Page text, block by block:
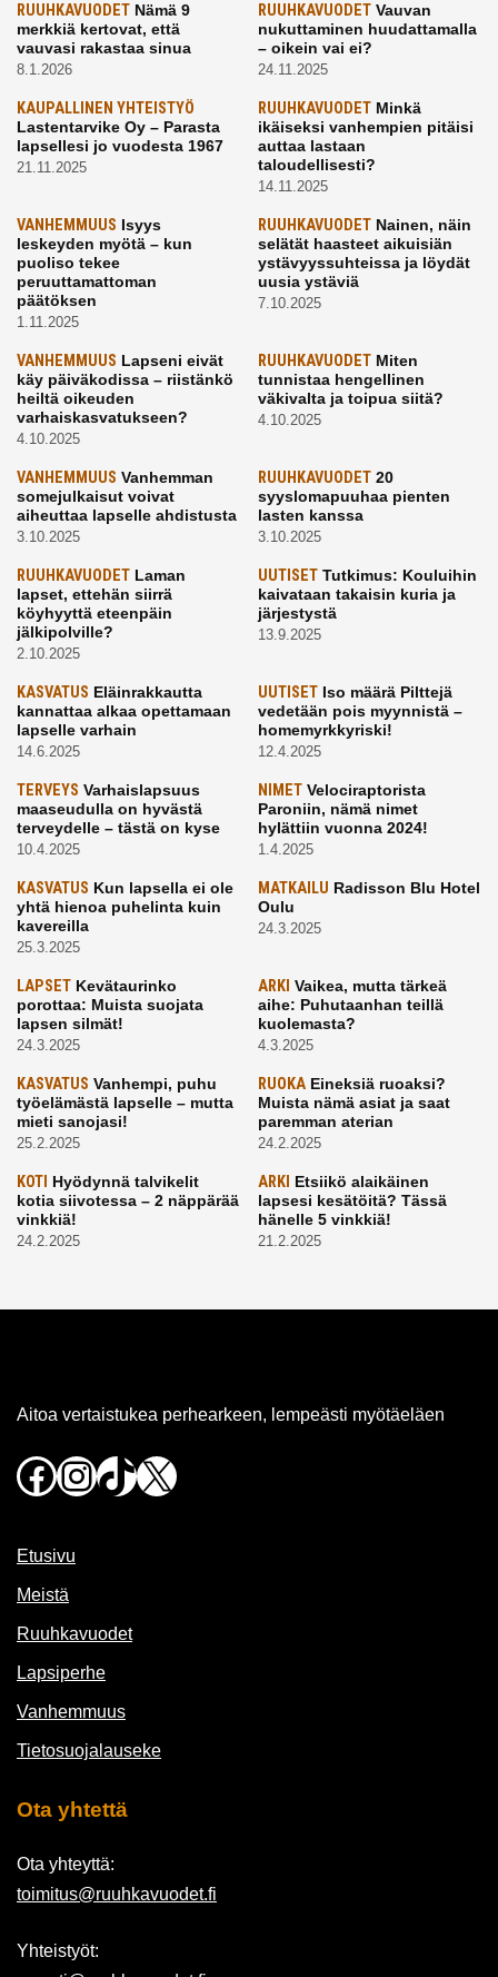
RUUHKAVUODET Nämä 9
merkkiä kertovat, että
vauvasi rakastaa sinua
8.1.2026
RUUHKAVUODETVauvan
nukuttaminen huudattamalla
– oikein vai ei?
24.11.2025
KAUPALLINEN YHTEISTYÖ
Lastentarvike Oy – Parasta
lapsellesi jo vuodesta 1967
21.11.2025
RUUHKAVUODETMinkä
ikäiseksi vanhempien pitäisi
auttaa lastaan
taloudellisesti?
14.11.2025
VANHEMMUUS Isyys
leskeyden myötä – kun
puoliso tekee
peruuttamattoman
päätöksen
1.11.2025
RUUHKAVUODETNainen, näin
selätät haasteet aikuisiän
ystävyyssuhteissa ja löydät
uusia ystäviä
7.10.2025
VANHEMMUUS Lapseni eivät
käy päiväkodissa – riistänkö
heiltä oikeuden
varhaiskasvatukseen?
4.10.2025
RUUHKAVUODETMiten
tunnistaa hengellinen
väkivalta ja toipua siitä?
4.10.2025
VANHEMMUUS Vanhemman
somejulkaisut voivat
aiheuttaa lapselle ahdistusta
3.10.2025
RUUHKAVUODET20
syyslomapuuhaa pienten
lasten kanssa
3.10.2025
RUUHKAVUODET Laman
lapset, ettehän siirrä
köyhyyttä eteenpäin
jälkipolville?
2.10.2025
UUTISETTutkimus: Kouluihin
kaivataan takaisin kuria ja
järjestystä
13.9.2025
KASVATUS Eläinrakkautta
kannattaa alkaa opettamaan
lapselle varhain
14.6.2025
UUTISETIso määrä Pilttejä
vedetään pois myynnistä –
homemyrkkyriski!
12.4.2025
TERVEYS Varhaislapsuus
maaseudulla on hyvästä
terveydelle – tästä on kyse
10.4.2025
NIMETVelociraptorista
Paroniin, nämä nimet
hylättiin vuonna 2024!
1.4.2025
KASVATUS Kun lapsella ei ole
yhtä hienoa puhelinta kuin
kavereilla
25.3.2025
MATKAILU Radisson Blu Hotel
Oulu
24.3.2025
LAPSET Kevätaurinko
porottaa: Muista suojata
lapsen silmät!
24.3.2025
ARKI Vaikea, mutta tärkeä
aihe: Puhutaanhan teillä
kuolemasta?
4.3.2025
KASVATUS Vanhempi, puhu
työelämästä lapselle – mutta
mieti sanojasi!
25.2.2025
RUOKAEineksiä ruoaksi?
Muista nämä asiat ja saat
paremman aterian
24.2.2025
KOTI Hyödynnä talvikelit
kotia siivotessa – 2 näppärää
vinkkiä!
24.2.2025
ARKI Etsiikö alaikäinen
lapsesi kesätöitä? Tässä
hänelle 5 vinkkiä!
21.2.2025
Aitoa vertaistukea perhearkeen, lempeästi myötäeläen
Facebook
Instagram
TikTok
X
Etusivu
Meistä
Ruuhkavuodet
Lapsiperhe
Vanhemmuus
Tietosuojalauseke
Ota yhtettä
Ota yhteyttä:
toimitus@ruuhkavuodet.fi
Yhteistyöt: